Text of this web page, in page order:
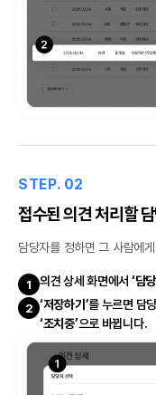
STEP. 02
접수된 의견 처리할
담당자를 정하면 그 사람에
1 의견 상세 화면에서 ‘담
2 ‘저장하기’를 누르면 담
‘조치중’으로 바뀝니다.